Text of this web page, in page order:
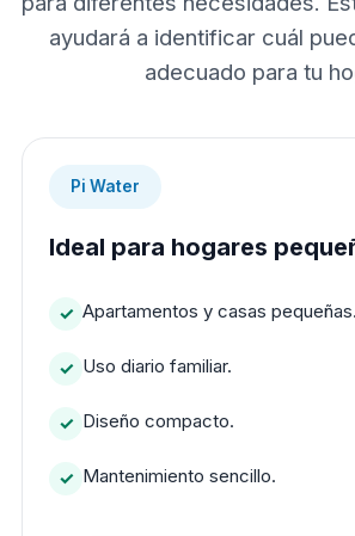
ayudará a identificar cuál
adecuado para tu
Pi Water
Ideal para hogares
Apartamentos y casas pequeñas.
Uso diario familiar.
Diseño compacto.
Mantenimiento sencillo.